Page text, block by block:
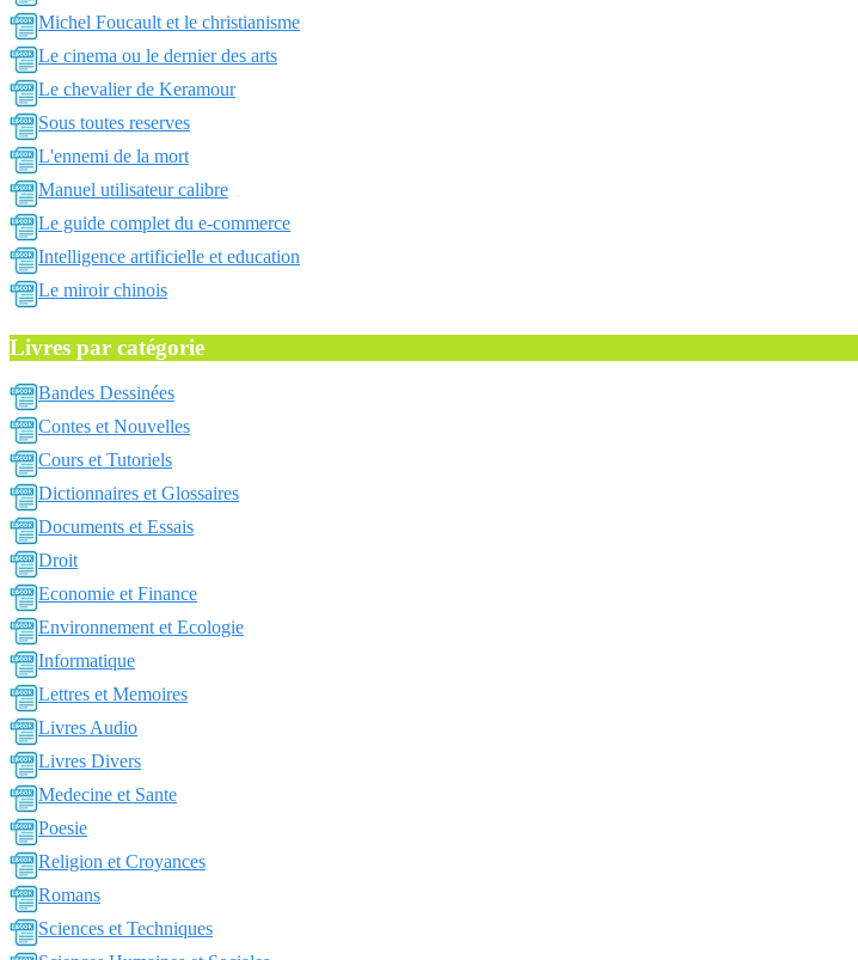
Michel Foucault et le christianisme
Le cinema ou le dernier des arts
Le chevalier de Keramour
Sous toutes reserves
L'ennemi de la mort
Manuel utilisateur calibre
Le guide complet du e-commerce
Intelligence artificielle et education
Le miroir chinois
Livres par catégorie
Bandes Dessinées
Contes et Nouvelles
Cours et Tutoriels
Dictionnaires et Glossaires
Documents et Essais
Droit
Economie et Finance
Environnement et Ecologie
Informatique
Lettres et Memoires
Livres Audio
Livres Divers
Medecine et Sante
Poesie
Religion et Croyances
Romans
Sciences et Techniques